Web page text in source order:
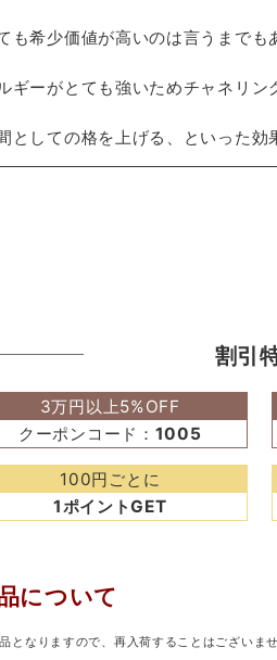
も希少価値が高いのは言うまで
ギーがとても強いためチャネリン
としての格を上げる、といった効
割引
3万円以上5%OFF
クーポンコード： 1005
100円ごとに
1ポイントGET
について
なりますので、再入荷することはございま